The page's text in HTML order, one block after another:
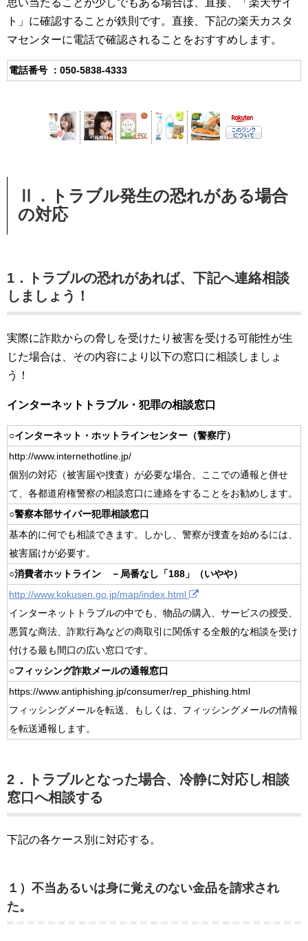
思い当たることが少しでもある場合は、直接、「楽天サイ
ト」に確認することが鉄則です。直接、下記の楽天カスタ
マセンターに電話で確認されることをおすすめします。
電話番号 ：050-5838-4333
Ⅱ．トラブル発生の恐れがある場合
の対応
1．トラブルの恐れがあれば、下記へ連絡相談
しましょう！
実際に詐欺からの脅しを受けたり被害を受ける可能性が生
じた場合は、その内容により以下の窓口に相談しましょ
う！
インターネットトラブル・犯罪の相談窓口
○インターネット・ホットラインセンター（警察庁）
http://www.internethotline.jp/
個別の対応（被害届や捜査）が必要な場合、ここでの通報と併せ
て、各都道府権警察の相談窓口に連絡をすることをお勧めします。
○警察本部サイバー犯罪相談窓口
基本的に何でも相談できます。しかし、警察が捜査を始めるには、
被害届けが必要す。
○消費者ホットライン －局番なし「188」（いやや）
http://www.kokusen.go.jp/map/index.html
インターネットトラブルの中でも、物品の購入、サービスの授受、
悪質な商法、詐欺行為などの商取引に関係する全般的な相談を受け
付ける最も間口の広い窓口です。
○フィッシング詐欺メールの通報窓口
https://www.antiphishing.jp/consumer/rep_phishing.html
フィッシングメールを転送、もしくは、フィッシングメールの情報
を転送通報します。
2．トラブルとなった場合、冷静に対応し相談
窓口へ相談する
下記の各ケース別に対応する。
１）不当あるいは身に覚えのない金品を請求され
た。